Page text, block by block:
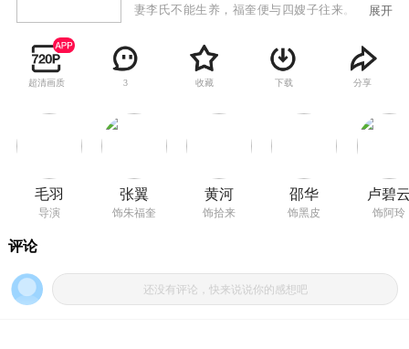
妻李氏不能生养，福奎便与四嫂子往来。李氏买
不及，人称小老虎。阿玲父死无依，福奎夫妇收
其为童养媳。阿玲非常漂亮，福奎十分垂涎，李
氏却作主让阿玲与拾来完婚。新婚第二天，拾来
钱买耳环送给阿玲，却因事发入狱。福奎见机欲
非礼阿玲，阿玲抵死不从，李氏羞辱自尽。拾来
展开
超清画质 3 收藏 下载 分享
毛羽
导演
张翼
饰朱福奎
黄河
饰拾来
邵华
饰黑皮
卢碧
饰阿玲